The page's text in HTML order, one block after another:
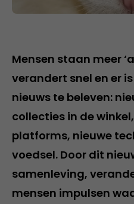
Mensen staan meer
verandert snel en er
nieuws te beleven:
collecties in de
platforms, nieuwe
voedsel. Door dit
samenleving,
mensen impulsen